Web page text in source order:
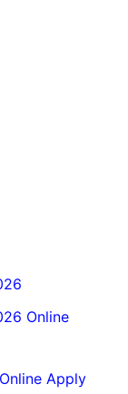
Online
Apply